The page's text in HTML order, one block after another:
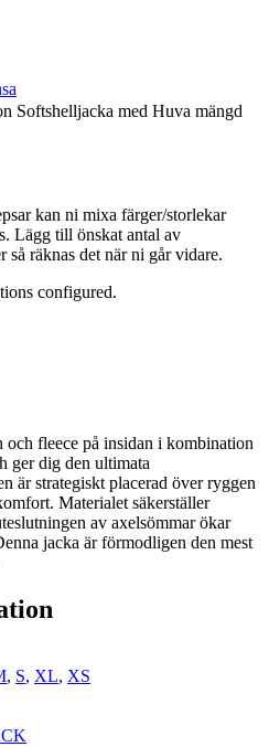
Softshelljacka med Huva mängd
kan ni mixa färger/storlekar
Lägg till önskat antal av
räknas det när ni går vidare.
configured.
och fleece på insidan i kombination
ger dig den ultimata
är strategiskt placerad över ryggen
Materialet säkerställer
av axelsömmar ökar
jacka är förmodligen den mest
, S, XL, XS